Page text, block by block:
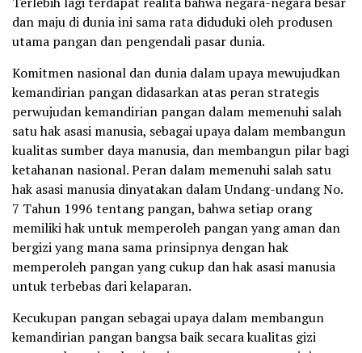
dan maju di dunia ini sama rata diduduki oleh produsen
utama pangan dan pengendali pasar dunia.
Komitmen nasional dan dunia dalam upaya mewujudkan
kemandirian pangan didasarkan atas peran strategis
perwujudan kemandirian pangan dalam memenuhi salah
satu hak asasi manusia, sebagai upaya dalam membangun
kualitas sumber daya manusia, dan membangun pilar bagi
ketahanan nasional. Peran dalam memenuhi salah satu
hak asasi manusia dinyatakan dalam Undang-undang No.
7 Tahun 1996 tentang pangan, bahwa setiap orang
memiliki hak untuk memperoleh pangan yang aman dan
bergizi yang mana sama prinsipnya dengan hak
memperoleh pangan yang cukup dan hak asasi manusia
untuk terbebas dari kelaparan.
Kecukupan pangan sebagai upaya dalam membangun
kemandirian pangan bangsa baik secara kualitas gizi